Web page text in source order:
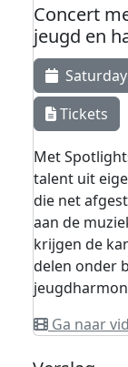
Concert
jeugd en
Tickets
Met
talent uit
die net
aan de
krijgen de
delen onder
Ga naar